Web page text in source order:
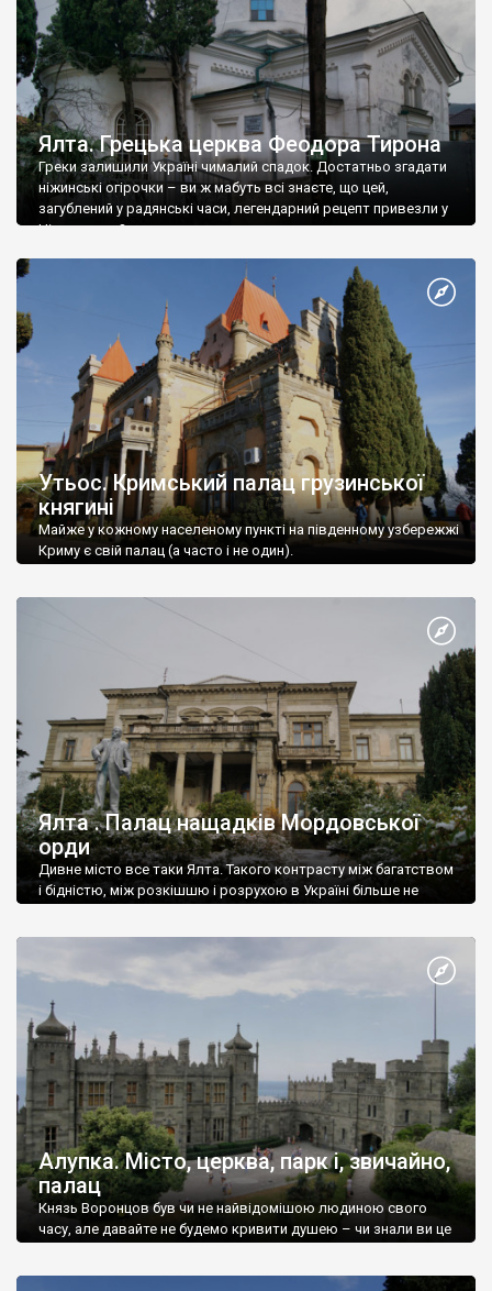
Ялта. Грецька церква Феодора Тирона
Греки залишили Україні чималий спадок. Достатньо згадати
ніжинські огірочки – ви ж мабуть всі знаєте, що цей,
загублений у радянські часи, легендарний рецепт привезли у
Ніжин греки?
Утьос. Кримський палац грузинської
княгині
Майже у кожному населеному пункті на південному узбережжі
Криму є свій палац (а часто і не один).
Ялта . Палац нащадків Мордовської
орди
Дивне місто все таки Ялта. Такого контрасту між багатством
і бідністю, між розкішшю і розрухою в Україні більше не
Алупка. Місто, церква, парк і, звичайно,
палац
Князь Воронцов був чи не найвідомішою людиною свого
часу, але давайте не будемо кривити душею – чи знали ви це